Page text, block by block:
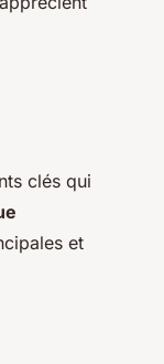
clés qui
et